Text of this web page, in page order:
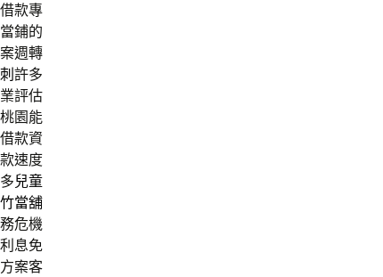
款專
鋪的
週轉
許多
評估
園能
款資
速度
兒童
當舖
危機
息免
案客